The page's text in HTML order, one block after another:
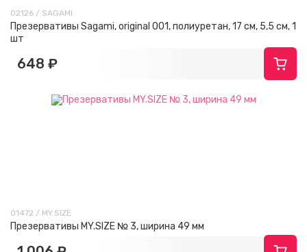
02126 / SAGAMI
Презервативы Sagami, original 001, полиуретан, 17 см, 5,5 см, 1
шт
648 ₽
01472 / MY.SIZE
Презервативы MY.SIZE № 3, ширина 49 мм